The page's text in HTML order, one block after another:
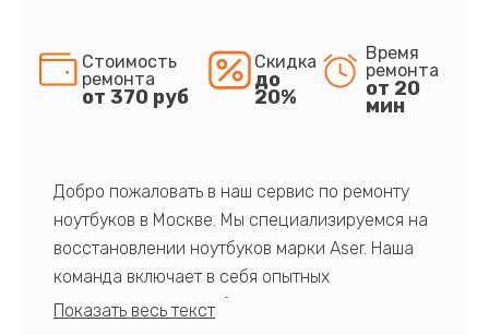
Стоимость
ремонта
от 370 руб
Скидка
до
20%
Время
ремонта
от 20
мин
Добро пожаловать в наш сервис по ремонту
ноутбуков в Москве. Мы специализируемся на
восстановлении ноутбуков марки Aser. Наша
команда включает в себя опытных
профессионалов с обширными знаниями и